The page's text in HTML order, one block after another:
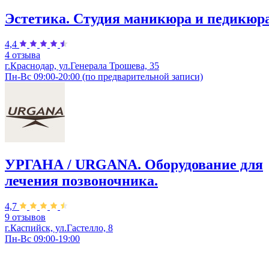
Эстетика. Студия маникюра и
4,4
4 отзыва
г.Краснодар, ул.Генерала Трошева, 35
Пн-Вс 09:00-20:00 (по предварительной записи)
УРГАНА / URGANA. Оборудование для
лечения позвоночника.
4,7
9 отзывов
г.Каспийск, ул.Гастелло, 8
Пн-Вс 09:00-19:00